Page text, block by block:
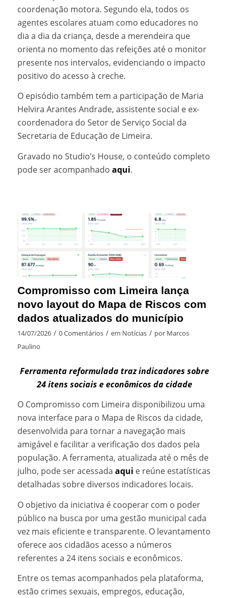
coordenação motora. Segundo ela, todos os
agentes escolares atuam como educadores no
dia a dia da criança, desde a merendeira que
orienta no momento das refeições até o monitor
presente nos intervalos, evidenciando o impacto
positivo do acesso à creche.
O episódio também tem a participação de Maria
Helvira Arantes Andrade, assistente social e ex-
coordenadora do Setor de Serviço Social da
Secretaria de Educação de Limeira.
Gravado no Studio’s House, o conteúdo completo
pode ser acompanhado aqui.
Compromisso com Limeira lança
novo layout do Mapa de Riscos com
dados atualizados do município
14/07/2026 / 0 Comentários / em Notícias / por Marcos
Paulino
Ferramenta reformulada traz indicadores sobre
24 itens sociais e econômicos da cidade
O Compromisso com Limeira disponibilizou uma
nova interface para o Mapa de Riscos da cidade,
desenvolvida para tornar a navegação mais
amigável e facilitar a verificação dos dados pela
população. A ferramenta, atualizada até o mês de
julho, pode ser acessada aqui e reúne estatísticas
detalhadas sobre diversos indicadores locais.
O objetivo da iniciativa é cooperar com o poder
público na busca por uma gestão municipal cada
vez mais eficiente e transparente. O levantamento
oferece aos cidadãos acesso a números
referentes a 24 itens sociais e econômicos.
Entre os temas acompanhados pela plataforma,
estão crimes sexuais, empregos, educação,